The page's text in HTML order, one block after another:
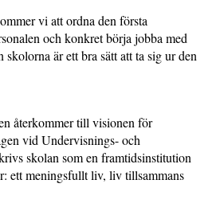
vi att ordna den första
och konkret börja jobba med
skolorna är ett bra sätt att ta sig ur den
återkommer till visio­nen för
vid Undervisnings- och
skolan som en framtidsinstitution
ett meningsfullt liv, liv tillsammans